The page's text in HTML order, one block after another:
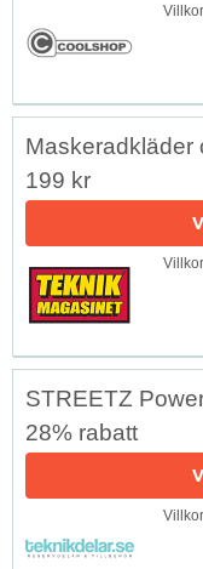
Maskeradkläder
199 kr
STREETZ
28% rabatt